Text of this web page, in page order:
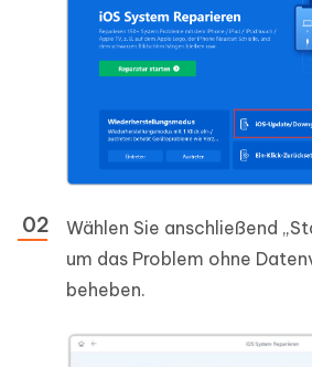
Wählen Sie anschließend
um das Problem ohne
beheben.